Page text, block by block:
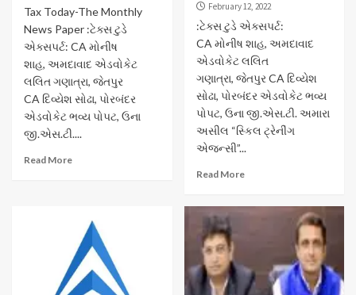
Tax Today-The Monthly
News Paper :ટેક્સ ટુડે
એક્સપર્ટ: CA મોનીષ
શાહ, અમદાવાદ એડવોકેટ
લલિત ગણાત્રા, જેતપુર
CA દિવ્યેશ સોઢા, પોરબંદર
એડવોકેટ ભવ્ય પોપટ, ઉના
જી.એસ.ટી....
Read More
February 12, 2022
:ટેક્સ ટુડે એક્સપર્ટ:
CA મોનીષ શાહ, અમદાવાદ
એડવોકેટ લલિત
ગણાત્રા, જેતપુર CA દિવ્યેશ
સોઢા, પોરબંદર એડવોકેટ ભવ્ય
પોપટ, ઉના જી.એસ.ટી. અમારા
અસીલ “સ્કિલ ટ્રેનીંગ
એજન્સી”...
Read More